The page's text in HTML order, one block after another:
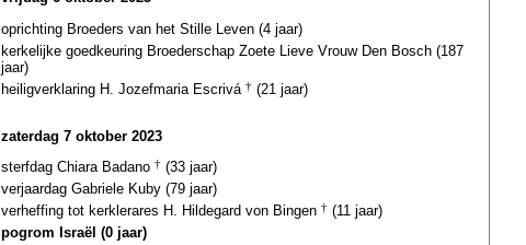
oprichting Broeders van het Stille Leven (4 jaar)
kerkelijke goedkeuring Broederschap Zoete Lieve Vrouw Den Bosch (187
jaar)
heiligverklaring H. Jozefmaria Escrivá † (21 jaar)
zaterdag 7 oktober 2023
sterfdag Chiara Badano † (33 jaar)
verjaardag Gabriele Kuby (79 jaar)
verheffing tot kerklerares H. Hildegard von Bingen † (11 jaar)
pogrom Israël (0 jaar)